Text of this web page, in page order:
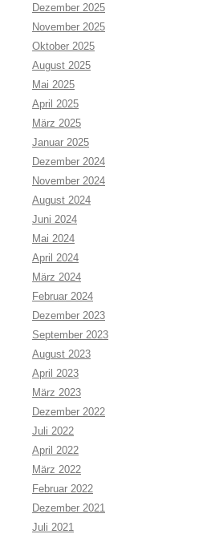
Dezember 2025
November 2025
Oktober 2025
August 2025
Mai 2025
April 2025
März 2025
Januar 2025
Dezember 2024
November 2024
August 2024
Juni 2024
Mai 2024
April 2024
März 2024
Februar 2024
Dezember 2023
September 2023
August 2023
April 2023
März 2023
Dezember 2022
Juli 2022
April 2022
März 2022
Februar 2022
Dezember 2021
Juli 2021